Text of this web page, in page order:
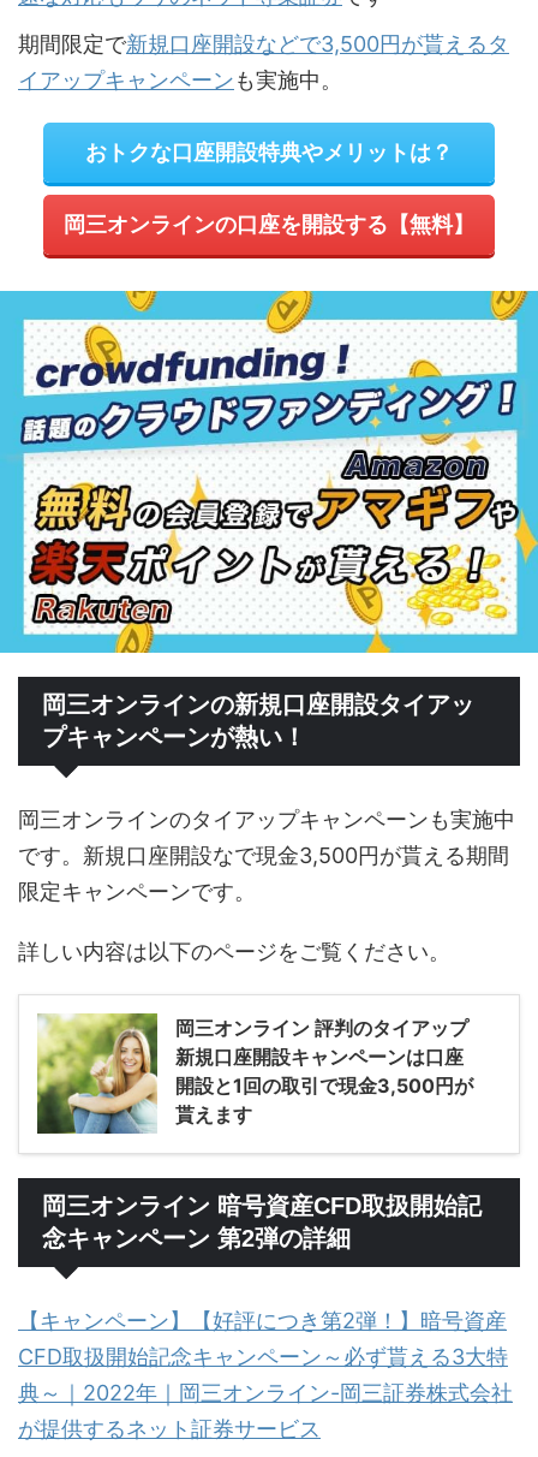
期間限定で新規口座開設などで3,500円が貰えるタ
イアップキャンペーンも実施中。
おトクな口座開設特典やメリットは？
岡三オンラインの口座を開設する【無料】
岡三オンラインの新規口座開設タイアッ
プキャンペーンが熱い！
岡三オンラインのタイアップキャンペーンも実施中
です。新規口座開設なで現金3,500円が貰える期間
限定キャンペーンです。
詳しい内容は以下のページをご覧ください。
岡三オンライン 評判のタイアップ
新規口座開設キャンペーンは口座
開設と1回の取引で現金3,500円が
貰えます
岡三オンライン 暗号資産CFD取扱開始記
念キャンペーン 第2弾の詳細
【キャンペーン】【好評につき第2弾！】暗号資産
CFD取扱開始記念キャンペーン～必ず貰える3大特
典～｜2022年｜岡三オンライン-岡三証券株式会社
が提供するネット証券サービス